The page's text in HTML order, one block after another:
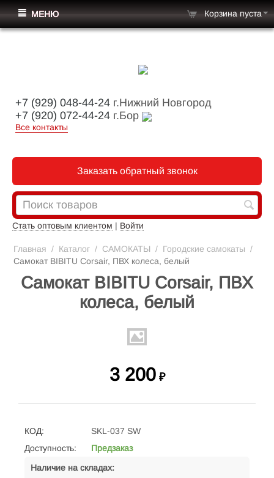
+7 (929) 048-44-24 г.Нижний Новгород
+7 (920) 072-44-24 г.Бор
Все контакты
Заказать обратный звонок
Стать оптовым клиентом | Войти
МЕНЮ Корзина пуста
Главная / Каталог / САМОКАТЫ / Городские самокаты /
Самокат BIBITU Corsair, ПВХ колеса, белый
Самокат BIBITU Corsair, ПВХ
колеса, белый
3 200 ₽
КОД:
SKL-037 SW
Доступность:
Предзаказ
Наличие на складах: